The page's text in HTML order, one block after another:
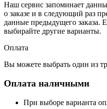
Наш сервис запоминает
о заказе и в следующий раз
данные предыдущего заказа.
выбирайте другие варианты.
Оплата
Вы можете выбрать один из
Оплата наличными
При выборе варианта